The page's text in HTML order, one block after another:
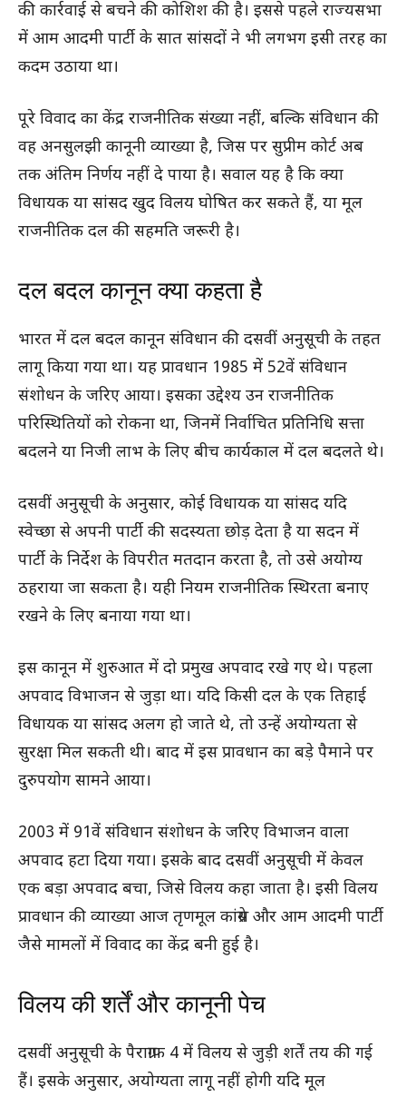
की कार्रवाई से बचने की कोशिश की है। इससे पहले राज्यसभा
में आम आदमी पार्टी के सात सांसदों ने भी लगभग इसी तरह का
कदम उठाया था।
पूरे विवाद का केंद्र राजनीतिक संख्या नहीं, बल्कि संविधान की
वह अनसुलझी कानूनी व्याख्या है, जिस पर सुप्रीम कोर्ट अब
तक अंतिम निर्णय नहीं दे पाया है। सवाल यह है कि क्या
विधायक या सांसद खुद विलय घोषित कर सकते हैं, या मूल
राजनीतिक दल की सहमति जरूरी है।
दल बदल कानून क्या कहता है
भारत में दल बदल कानून संविधान की दसवीं अनुसूची के तहत
लागू किया गया था। यह प्रावधान 1985 में 52वें संविधान
संशोधन के जरिए आया। इसका उद्देश्य उन राजनीतिक
परिस्थितियों को रोकना था, जिनमें निर्वाचित प्रतिनिधि सत्ता
बदलने या निजी लाभ के लिए बीच कार्यकाल में दल बदलते थे।
दसवीं अनुसूची के अनुसार, कोई विधायक या सांसद यदि
स्वेच्छा से अपनी पार्टी की सदस्यता छोड़ देता है या सदन में
पार्टी के निर्देश के विपरीत मतदान करता है, तो उसे अयोग्य
ठहराया जा सकता है। यही नियम राजनीतिक स्थिरता बनाए
रखने के लिए बनाया गया था।
इस कानून में शुरुआत में दो प्रमुख अपवाद रखे गए थे। पहला
अपवाद विभाजन से जुड़ा था। यदि किसी दल के एक तिहाई
विधायक या सांसद अलग हो जाते थे, तो उन्हें अयोग्यता से
सुरक्षा मिल सकती थी। बाद में इस प्रावधान का बड़े पैमाने पर
दुरुपयोग सामने आया।
2003 में 91वें संविधान संशोधन के जरिए विभाजन वाला
अपवाद हटा दिया गया। इसके बाद दसवीं अनुसूची में केवल
एक बड़ा अपवाद बचा, जिसे विलय कहा जाता है। इसी विलय
प्रावधान की व्याख्या आज तृणमूल कांग्रेस और आम आदमी पार्टी
जैसे मामलों में विवाद का केंद्र बनी हुई है।
विलय की शर्तें और कानूनी पेच
दसवीं अनुसूची के पैराग्राफ 4 में विलय से जुड़ी शर्तें तय की गई
हैं। इसके अनुसार, अयोग्यता लागू नहीं होगी यदि मूल